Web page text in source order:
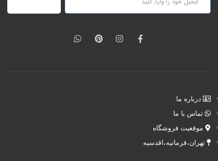
درباره ما
تماس با ما
موقعیت فروشگاه
تهران،فرمانیه،اقدسیه